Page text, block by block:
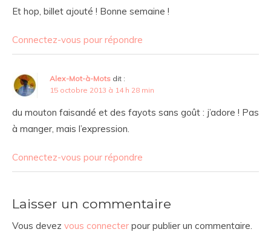
Et hop, billet ajouté ! Bonne semaine !
Connectez-vous pour répondre
Alex-Mot-à-Mots dit :
15 octobre 2013 à 14 h 28 min
du mouton faisandé et des fayots sans goût : j’adore ! Pas
à manger, mais l’expression.
Connectez-vous pour répondre
Laisser un commentaire
Vous devez vous connecter pour publier un commentaire.